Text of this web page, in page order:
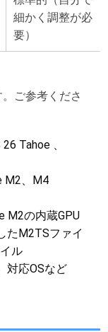
細かく調整が必
要）
ご参考くださ
Tahoe 、
M2、M4
M2の内蔵GPU
たM2TSファイ
ル
対応OSなど